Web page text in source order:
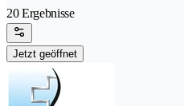
20 Ergebnisse
Jetzt geöffnet